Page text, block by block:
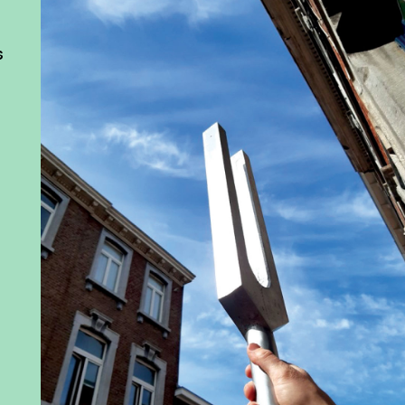
Olivier Bovy, miroir sonore, 2019 © l’artiste